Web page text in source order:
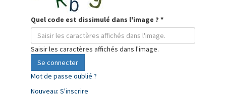
Quel code est dissimulé dans l'image ? *
Saisir les caractères affichés dans l'image.
Se connecter
Mot de passe oublié ?
Nouveau: S'inscrire